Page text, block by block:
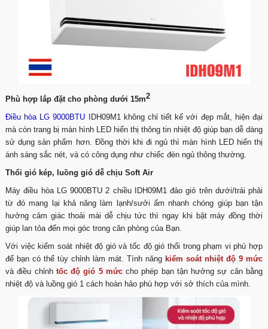
Phù hợp lắp đặt cho phòng dưới 15m2
Điều hòa LG 9000BTU IDH09M1 không chỉ tiết kế với đẹp mắt, hiện đại
mà còn trang bị màn hình LED hiển thị thông tin nhiệt độ giúp bạn dễ dàng
sử dụng sản phẩm hơn. Đồng thời khi đi ngủ thì màn hình LED hiển thị
ánh sáng sắc nét, và có công dụng như chiếc đèn ngủ thông thường.
Thổi gió kép, luồng gió dễ chịu Soft Air
Máy điều hòa LG 9000BTU 2 chiều IDH09M1 đảo gió trên dưới/trái phải
từ đó mang lại khả năng làm lạnh/sưởi ấm nhanh chóng giúp bạn tận
hưởng cảm giác thoải mái dễ chịu tức thì ngay khi bật máy đồng thời
giúp lan tỏa đến mọi góc trong căn phòng của Bạn.
Với việc kiểm soát nhiệt độ gió và tốc độ gió thổi trong phạm vi phù hợp
để bạn có thể tùy chỉnh làm mát. Tính năng kiểm soát nhiệt độ 9 mức
và điều chỉnh tốc độ gió 5 mứccho phép bạn tận hưởng sự cân bằng
nhiệt độ và luồng gió 1 cách hoàn hảo phù hợp với sở thích của mình.